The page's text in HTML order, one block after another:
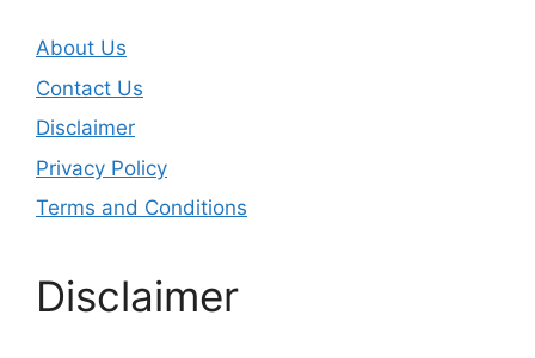
About Us
Contact Us
Disclaimer
Privacy Policy
Terms and Conditions
Disclaimer